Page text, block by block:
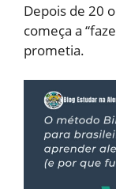
Depois de 20
começa a
prometia.